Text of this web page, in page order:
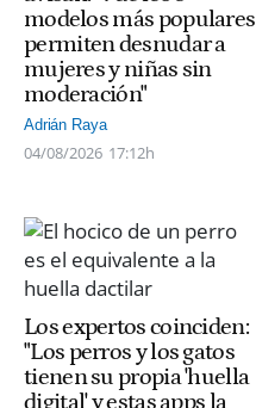
modelos más populares
permiten desnudar a
mujeres y niñas sin
moderación"
Adrián Raya
04/08/2026 17:12h
Los expertos coinciden:
"Los perros y los gatos
tienen su propia 'huella
digital' y estas apps la